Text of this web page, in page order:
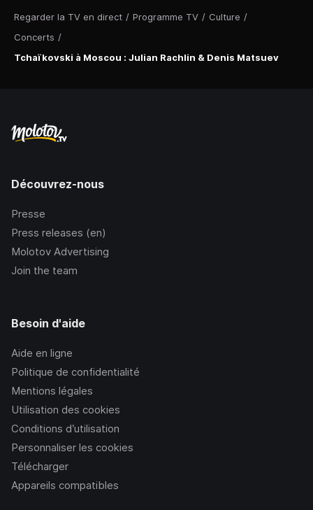
Regarder la TV en direct / Programme TV / Culture /
Concerts /
Tchaïkovski à Moscou : Julian Rachlin & Denis Matsuev
Découvrez-nous
Presse
Press releases (en)
Molotov Advertising
Join the team
Besoin d'aide
Aide en ligne
Politique de confidentialité
Mentions légales
Utilisation des cookies
Conditions d’utilisation
Personnaliser les cookies
Télécharger
Appareils compatibles